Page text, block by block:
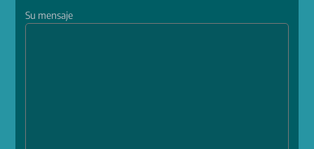
Su mensaje